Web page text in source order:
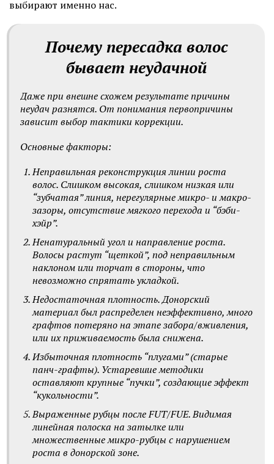
выбирают именно нас.
Почему пересадка волос
бывает неудачной
Даже при внешне схожем результате причины
неудач разнятся. От понимания первопричины
зависит выбор тактики коррекции.
Основные факторы:
Неправильная реконструкция линии роста
волос. Слишком высокая, слишком низкая или
“зубчатая” линия, нерегулярные микро- и макро-
зазоры, отсутствие мягкого перехода и “бэби-
хэйр”.
Ненатуральный угол и направление роста.
Волосы растут “щеткой”, под неправильным
наклоном или торчат в стороны, что
невозможно спрятать укладкой.
Недостаточная плотность. Донорский
материал был распределен неэффективно, много
графтов потеряно на этапе забора/вживления,
или их приживаемость была снижена.
Избыточная плотность “плугами” (старые
панч-графты). Устаревшие методики
оставляют крупные “пучки”, создающие эффект
“кукольности”.
Выраженные рубцы после FUT/FUE. Видимая
линейная полоска на затылке или
множественные микро-рубцы с нарушением
роста в донорской зоне.